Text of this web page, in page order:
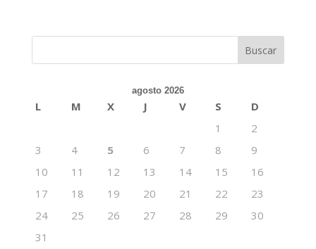
agosto 2026
L M X J V S
D
1
2
3
4 5 6 7 8
9
10
11 12 13 14 15
16
17
18 19 20 21 22
23
24
25 26 27 28 29
30
31